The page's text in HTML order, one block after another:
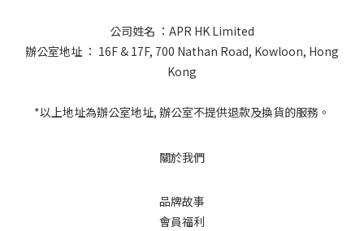
公司姓名 ：APR HK Limited
辦公室地址 ： 16F & 17F, 700 Nathan Road, Kowloon, Hong
Kong
*以上地址為辦公室地址, 辦公室不提供退款及換貨的服務。
關於我們
品牌故事
會員福利